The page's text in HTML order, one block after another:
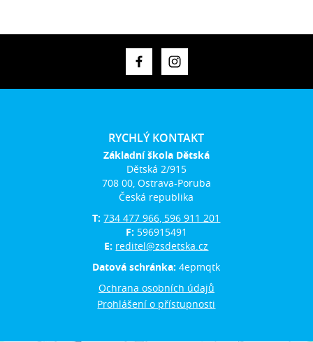
RYCHLÝ KONTAKT
Základní škola Dětská
Dětská 2/915
708 00, Ostrava-Poruba
Česká republika
T:734 477 966, 596 911 201
F: 596915491
E: reditel@zsdetska.cz
Datová schránka:4epmqtk
Ochrana osobních údajů
Prohlášení o přístupnosti